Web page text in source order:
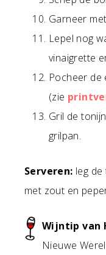
Garneer
Lepel nog
vinaigrette
Pocheer de
(zie
Gril de
grilpan.
Serveren: leg
met zout en
Wijntip van
Nieuwe